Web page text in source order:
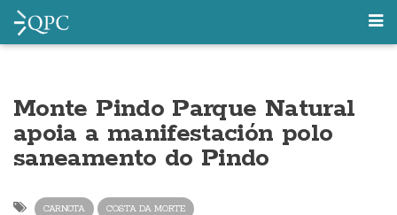
Monte Pindo Parque Natural
apoia a manifestación polo
saneamento do Pindo
CARNOTA COSTA DA MORTE